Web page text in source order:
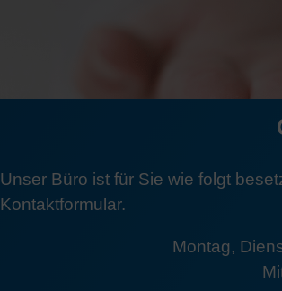
Unser Büro ist für Sie wie folgt
Kontaktformular.
Montag,